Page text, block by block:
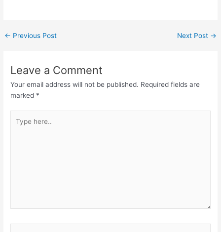
← Previous Post Next Post →
Leave a Comment
Your email address will not be published. Required fields are
marked *
here..